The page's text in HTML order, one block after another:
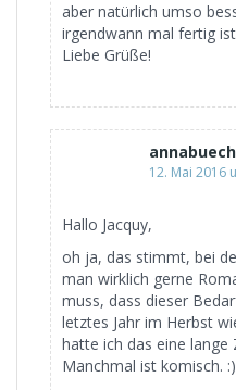
aber natürlich umso
irgendwann mal fertig
Liebe Grüße!
12. Mai 2016
Hallo Jacquy,
oh ja, das stimmt, bei
man wirklich gerne
muss, dass dieser
letztes Jahr im Herbst
hatte ich das eine lange
Manchmal ist komisch. :)